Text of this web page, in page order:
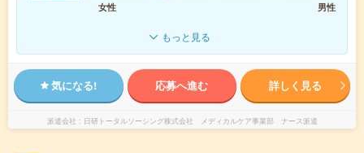
女性
男性
もっと見る
気になる! 応募へ進む 詳しく見る
派遣会社 日研トータルソーシング株式会社 メディカルケア事業部 ナース派遣